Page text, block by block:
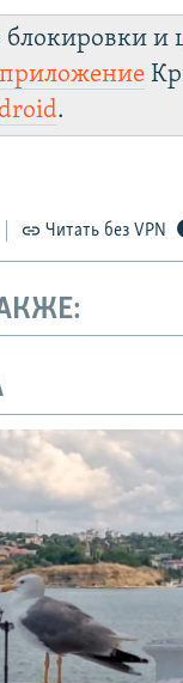
блокировки и
приложение
.
Читать без VPN